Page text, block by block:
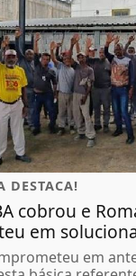
DESTACA!
cobrou e
em
em